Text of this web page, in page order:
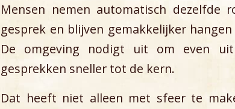
Mensen nemen automatisch
gesprek en blijven gemakkelijker
De omgeving nodigt uit om even
gesprekken sneller tot de kern.
Dat heeft niet alleen met sfeer te